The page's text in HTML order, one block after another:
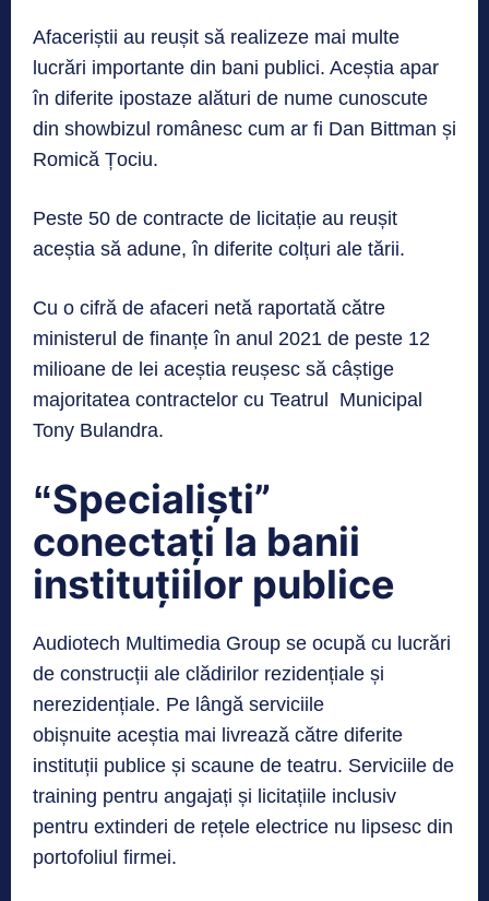
Afaceriștii au reușit să realizeze mai multe
lucrări importante din bani publici. Aceștia apar
în diferite ipostaze alături de nume cunoscute
din showbizul românesc cum ar fi Dan Bittman și
Romică Țociu.
Peste 50 de contracte de licitație au reușit
aceștia să adune, în diferite colțuri ale tării.
Cu o cifră de afaceri netă raportată către
ministerul de finanțe în anul 2021 de peste 12
milioane de lei aceștia reușesc să câștige
majoritatea contractelor cu Teatrul Municipal
Tony Bulandra.
“Specialiști”
conectați la banii
instituțiilor publice
Audiotech Multimedia Group se ocupă cu lucrări
de construcții ale clădirilor rezidențiale și
nerezidențiale. Pe lângă serviciile
obișnuite aceștia mai livrează către diferite
instituții publice și scaune de teatru. Serviciile de
training pentru angajați și licitațiile inclusiv
pentru extinderi de rețele electrice nu lipsesc din
portofoliul firmei.